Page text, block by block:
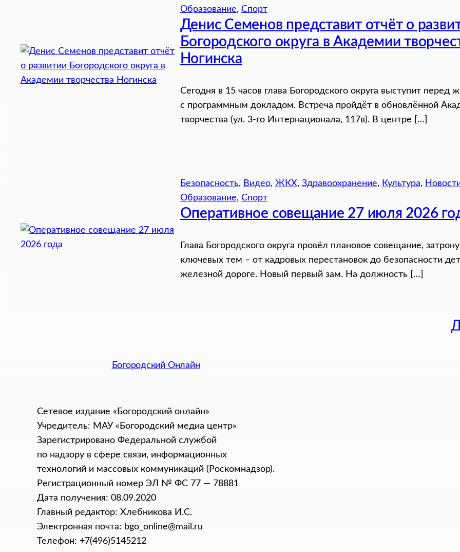
Образование, Спорт
Денис Семенов представит отчёт о
Богородского округа в Академии
Ногинска
Сегодня в 15 часов глава Богородского округа выступит перед
с программным докладом. Встреча пройдёт в обновлённой
творчества (ул. 3-го Интернационала, 117в). В центре […]
Безопасность, Видео, ЖКХ, Здравоохранение, Культура,
Образование, Спорт
Оперативное совещание 27 июля 2026
Глава Богородского округа провёл плановое совещание,
ключевых тем – от кадровых перестановок до безопасности
железной дороге. Новый первый зам. На должность […]
Богородский Онлайн
Сетевое издание «Богородский онлайн»
Учредитель: МАУ «Богородский медиа центр»
Зарегистрировано Федеральной службой
по надзору в сфере связи, информационных
технологий и массовых коммуникаций (Роскомнадзор).
Регистрационный номер ЭЛ № ФС 77 — 78881
Дата получения: 08.09.2020
Главный редактор: Хлебникова И.C.
Электронная почта: bgo_online@mail.ru
Телефон: +7(496)5145212